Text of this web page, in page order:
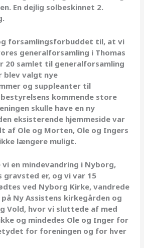
En dejlig solbeskinnet 2.
forsamlingsforbuddet til, at vi
generalforsamling i Thomas
20 samlet til generalforsamling
blev valgt nye
og suppleanter til
kommende store
skulle have en ny
eksisterende hjemmeside var
af Ole og Morten, Ole og Ingers
længere muligt.
vi en mindevandring i Nyborg,
gravsted er, og vi var 15
ved Nyborg Kirke, vandrede
Ny Assistens kirkegården og
Vold, hvor vi sluttede af med
og mindedes Ole og Inger for
for foreningen og for hver